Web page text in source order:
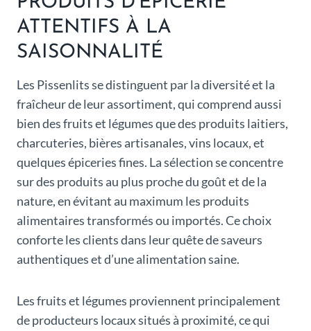
ATTENTIFS À LA
SAISONNALITÉ
Les Pissenlits se distinguent par la diversité et la
fraîcheur de leur assortiment, qui comprend aussi
bien des fruits et légumes que des produits laitiers,
charcuteries, bières artisanales, vins locaux, et
quelques épiceries fines. La sélection se concentre
sur des produits au plus proche du goût et de la
nature, en évitant au maximum les produits
alimentaires transformés ou importés. Ce choix
conforte les clients dans leur quête de saveurs
authentiques et d’une alimentation saine.
Les fruits et légumes proviennent principalement
de producteurs locaux situés à proximité, ce qui